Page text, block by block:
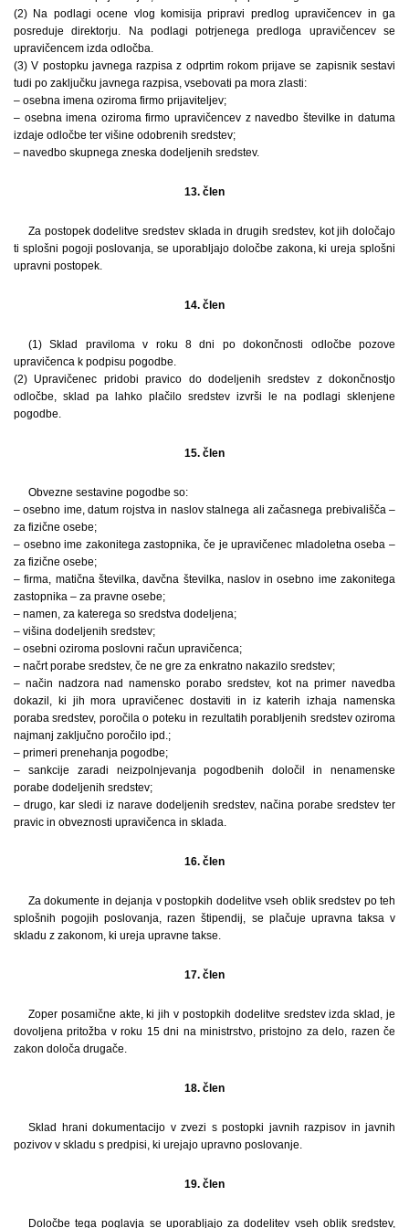
(2) Na podlagi ocene vlog komisija pripravi predlog upravičencev in ga
posreduje direktorju. Na podlagi potrjenega predloga upravičencev se
upravičencem izda odločba.
(3) V postopku javnega razpisa z odprtim rokom prijave se zapisnik sestavi
tudi po zaključku javnega razpisa, vsebovati pa mora zlasti:
– osebna imena oziroma firmo prijaviteljev;
– osebna imena oziroma firmo upravičencev z navedbo številke in datuma
izdaje odločbe ter višine odobrenih sredstev;
– navedbo skupnega zneska dodeljenih sredstev.
13. člen
Za postopek dodelitve sredstev sklada in drugih sredstev, kot jih določajo
ti splošni pogoji poslovanja, se uporabljajo določbe zakona, ki ureja splošni
upravni postopek.
14. člen
(1) Sklad praviloma v roku 8 dni po dokončnosti odločbe pozove
upravičenca k podpisu pogodbe.
(2) Upravičenec pridobi pravico do dodeljenih sredstev z dokončnostjo
odločbe, sklad pa lahko plačilo sredstev izvrši le na podlagi sklenjene
pogodbe.
15. člen
Obvezne sestavine pogodbe so:
– osebno ime, datum rojstva in naslov stalnega ali začasnega prebivališča –
za fizične osebe;
– osebno ime zakonitega zastopnika, če je upravičenec mladoletna oseba –
za fizične osebe;
– firma, matična številka, davčna številka, naslov in osebno ime zakonitega
zastopnika – za pravne osebe;
– namen, za katerega so sredstva dodeljena;
– višina dodeljenih sredstev;
– osebni oziroma poslovni račun upravičenca;
– načrt porabe sredstev, če ne gre za enkratno nakazilo sredstev;
– način nadzora nad namensko porabo sredstev, kot na primer navedba
dokazil, ki jih mora upravičenec dostaviti in iz katerih izhaja namenska
poraba sredstev, poročila o poteku in rezultatih porabljenih sredstev oziroma
najmanj zaključno poročilo ipd.;
– primeri prenehanja pogodbe;
– sankcije zaradi neizpolnjevanja pogodbenih določil in nenamenske
porabe dodeljenih sredstev;
– drugo, kar sledi iz narave dodeljenih sredstev, načina porabe sredstev ter
pravic in obveznosti upravičenca in sklada.
16. člen
Za dokumente in dejanja v postopkih dodelitve vseh oblik sredstev po teh
splošnih pogojih poslovanja, razen štipendij, se plačuje upravna taksa v
skladu z zakonom, ki ureja upravne takse.
17. člen
Zoper posamične akte, ki jih v postopkih dodelitve sredstev izda sklad, je
dovoljena pritožba v roku 15 dni na ministrstvo, pristojno za delo, razen če
zakon določa drugače.
18. člen
Sklad hrani dokumentacijo v zvezi s postopki javnih razpisov in javnih
pozivov v skladu s predpisi, ki urejajo upravno poslovanje.
19. člen
Določbe tega poglavja se uporabljajo za dodelitev vseh oblik sredstev,